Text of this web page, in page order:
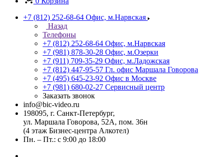
+7 (812) 252-68-64 Офис, м.Нарвская
Назад
Телефоны
+7 (812) 252-68-64 Офис, м.Нарвская
+7 (981) 878-30-28 Офис, м.Озерки
+7 (911) 709-35-29 Офис, м.Ладожская
+7 (812) 447-95-57 Гл. офис Маршала Говорова
+7 (495) 645-23-92 Офис в Москве
+7 (981) 680-02-27 Сервисный центр
Заказать звонок
info@bic-video.ru
198095, г. Санкт-Петербург,
ул. Маршала Говорова, 52А, пом. 36н
(4 этаж Бизнес-центра Алкотел)
Пн. – Пт.: с 9:00 до 18:00